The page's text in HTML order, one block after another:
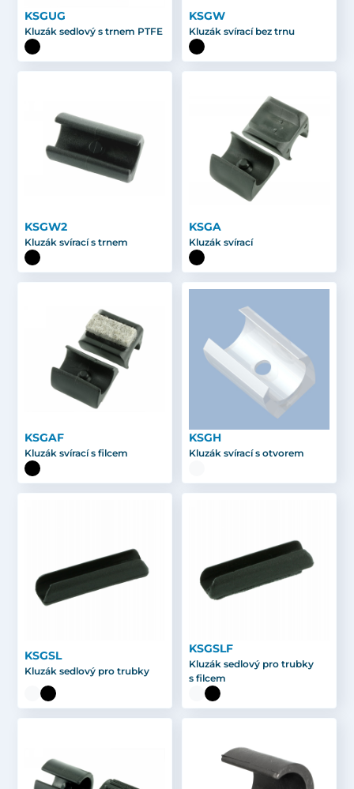
KSGUG
Kluzák sedlový s trnem PTFE
KSGW
Kluzák svírací bez trnu
KSGW2
Kluzák svírací s trnem
KSGA
Kluzák svírací
KSGAF
Kluzák svírací s filcem
KSGH
Kluzák svírací s otvorem
KSGSL
Kluzák sedlový pro trubky
KSGSLF
Kluzák sedlový pro trubky
s filcem